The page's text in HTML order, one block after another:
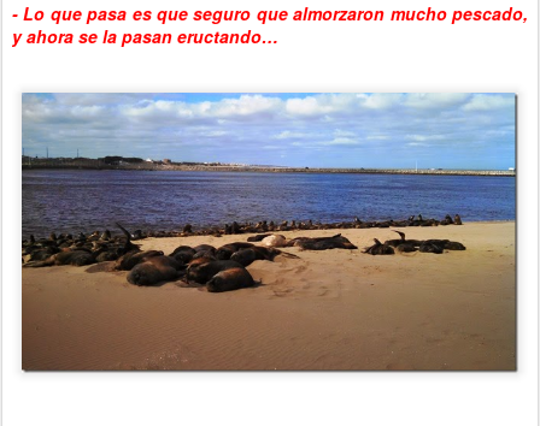
- Lo que pasa es que seguro que almorzaron mucho pescado,
y ahora se la pasan eructando…